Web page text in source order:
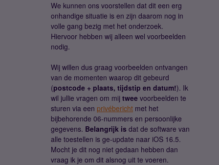
We kunnen ons voorstellen dat dit een erg
onhandige situatie is en zijn daarom nog in
volle gang bezig met het onderzoek.
Hiervoor hebben wij alleen wel voorbeelden
nodig.
Wij willen dus graag voorbeelden ontvangen
van de momenten waarop dit gebeurd
(postcode + plaats, tijdstip en datum!). Ik
wil jullie vragen om mij twee voorbeelden te
sturen via een privébericht met het
bijbehorende 06-nummers en persoonlijke
gegevens. Belangrijk is dat de software van
alle toestellen is ge-update naar iOS 16.5.
Mocht je dit nog niet gedaan hebben dan
vraag ik je om dit alsnog uit te voeren.